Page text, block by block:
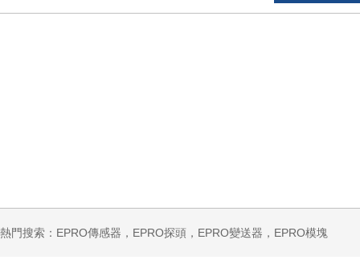
熱門搜索：EPRO傳感器，EPRO探頭，EPRO變送器，EPRO模塊